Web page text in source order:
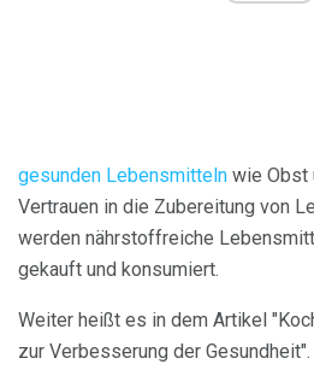
gesunden Lebensmitteln wie Obst
Vertrauen in die Zubereitung von
werden nährstoffreiche
gekauft und konsumiert.
Weiter heißt es in dem Artikel
zur Verbesserung der